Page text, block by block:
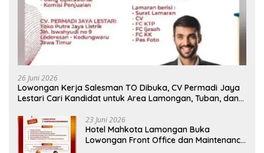
26 Juni 2026
Lowongan Kerja Salesman TO Dibuka, CV Permadi Jaya
Lestari Cari Kandidat untuk Area Lamongan, Tuban, dan
23 Juni 2026
Hotel Mahkota Lamongan Buka
Lowongan Front Office dan Maintenance